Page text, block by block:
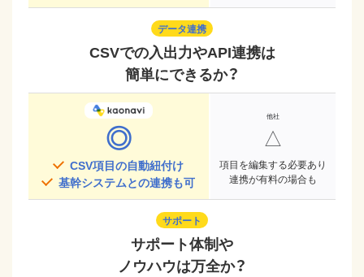
データ連携
CSVでの入出力やAPI連携は
簡単にできるか？
◎
CSV項目の自動紐付け
基幹システムとの連携も可
△
項目を編集する必要あり
連携が有料の場合も
サポート
サポート体制や
ノウハウは万全か？